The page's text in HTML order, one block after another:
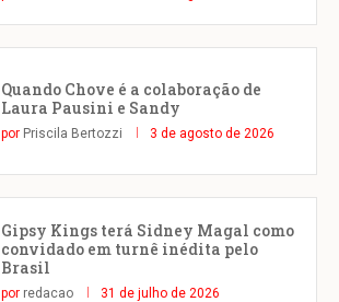
Quando Chove é a colaboração de
Laura Pausini e Sandy
por Priscila Bertozzi 3 de agosto de 2026
Gipsy Kings terá Sidney Magal como
convidado em turnê inédita pelo
Brasil
por redacao 31 de julho de 2026